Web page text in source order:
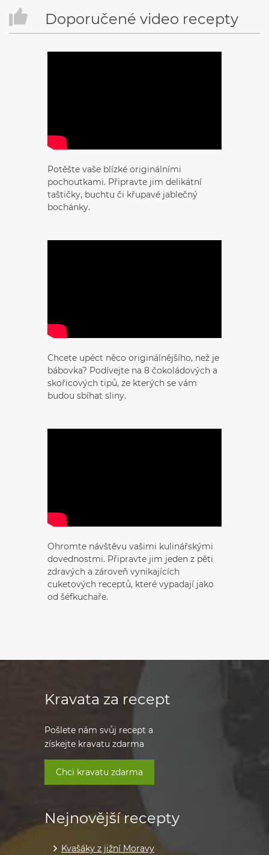
Doporučené video recepty
Potěšte vaše blízké originálními
pochoutkami. Připravte jim delikátní
taštičky, buchtu či křupavé jablečný
bochánky.
Chcete upéct něco originálnějšího, než je
bábovka? Podívejte na 8 čokoládových a
skořicových tipů, ze kterých se vám
budou sbíhat sliny.
Ohromte návštěvu vašimi kulinářskými
dovednostmi. Připravte jim jeden z pěti
zdravých a zároveň vynikajících
cuketových receptů, které vypadají jako
od šéfkuchaře.
Nejnovější recepty
Kvašáky z jižní Moravy
Kravata za recept
Pošlete nám svůj recept a
získejte kravatu zdarma
Chci kravatu zdarma